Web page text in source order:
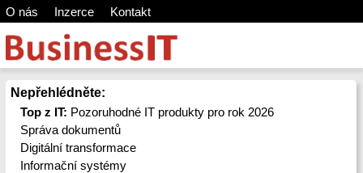
O nás Inzerce Kontakt
Nepřehlédněte:
Top z IT: Pozoruhodné IT produkty pro rok 2026
Správa dokumentů
Digitální transformace
Informační systémy